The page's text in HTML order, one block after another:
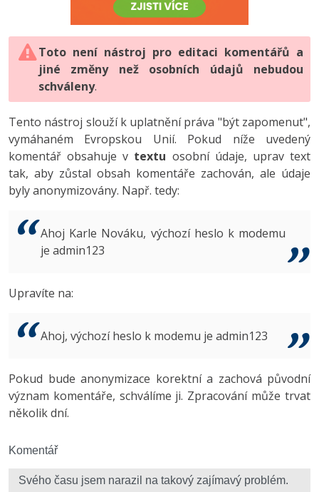
HTML5, CSS3, Bootstrap, SEO
SQL a databáze
Testování a verzování
UML a návrhové vzory
React
Spring
ASP.NET MVC
Best practices
PHP
JavaScript
Python
HTML / CSS
UML a návrhové vzory
MySQL/MariaDB
MS-SQL
Vývojář mobilních aplikací
C# Game developer
Tester
Systémový administrátor
3D grafik
Copywriter
WordPress specialista
-80%
JavaScript -80%
PHP -80%
Swift -80%
Kotlin -80%
VB.NET
Algoritmy -41%
Umělá inteligence (AI) -10%
Fórum
Digitální gramotnost
Marketing
WordPress
SEO
UX
Business
Copywriting
Windows
Kybernetická bezpečnost
Photoshop -80%
Adobe Illustrator -80%
Adobe Lightroom
Adobe XD
Adobe InDesign -25%
Adobe After Effects
Inkscape
Fórum
Toto není nástroj pro editaci komentářů a
jiné změny než osobních údajů nebudou
schváleny.
Tento nástroj slouží k uplatnění práva "být zapomenut",
vymáhaném Evropskou Unií. Pokud níže uvedený
komentář obsahuje v textu osobní údaje, uprav text
tak, aby zůstal obsah komentáře zachován, ale údaje
byly anonymizovány. Např. tedy:
Ahoj Karle Nováku, výchozí heslo k modemu
je admin123
Upravíte na:
Ahoj, výchozí heslo k modemu je admin123
Pokud bude anonymizace korektní a zachová původní
význam komentáře, schválíme ji. Zpracování může trvat
několik dní.
Komentář